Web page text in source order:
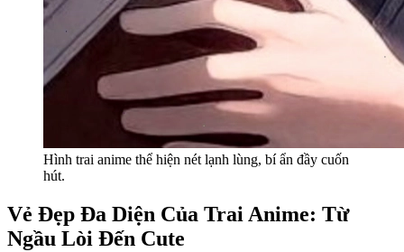
Hình trai anime thể hiện nét lạnh lùng, bí ẩn đầy cuốn
hút.
Vẻ Đẹp Đa Diện Của Trai Anime: Từ
Ngầu Lòi Đến Cute